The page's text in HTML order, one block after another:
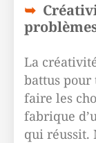
La
battus pour
faire les
fabrique
qui réussit.